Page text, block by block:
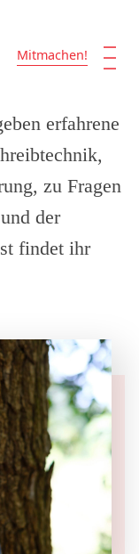
Mitmachen! | | |
erfahrene
zu Fragen
der
findet ihr